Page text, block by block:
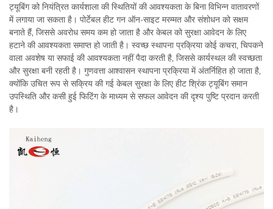
ट्यूबिंग को नियंत्रित कार्यशाला की स्थितियों की आवश्यकता के बिना विभिन्न वातावरणों
में लगाया जा सकता है। पोर्टेबल हीट गन ऑन-साइट मरम्मत और संशोधन को सक्षम
बनाते हैं, जिससे अवरोध समय कम हो जाता है और केबल को सुरक्षा आवेदन के लिए
हटाने की आवश्यकता समाप्त हो जाती है। स्वच्छ स्थापना प्रक्रिया कोई कचरा, चिपकने
वाला अवशेष या सफाई की आवश्यकता नहीं पैदा करती है, जिससे कार्यस्थल की स्वच्छता
और सुरक्षा बनी रहती है। गुणवत्ता आश्वासन स्थापना प्रक्रिया में अंतर्निहित हो जाता है,
क्योंकि उचित रूप से सक्रिय की गई केबल सुरक्षा के लिए हीट श्रिंक ट्यूबिंग समान
उपस्थिति और कसी हुई फिटिंग के माध्यम से सफल आवेदन की दृश्य पुष्टि प्रदान करती
है।